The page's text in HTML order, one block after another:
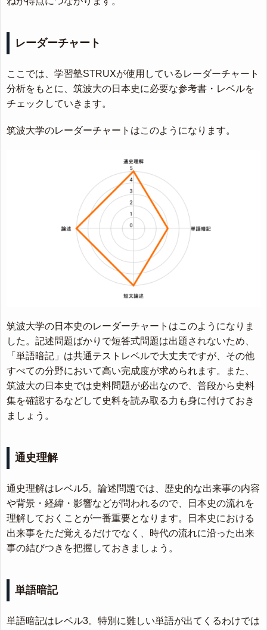
レーダーチャート
ここでは、学習塾STRUXが使用しているレーダーチャート
分析をもとに、筑波大の日本史に必要な参考書・レベルを
チェックしていきます。
筑波大学のレーダーチャートはこのようになります。
筑波大学の日本史のレーダーチャートはこのようになりま
した。記述問題ばかりで短答式問題は出題されないため、
「単語暗記」は共通テストレベルで大丈夫ですが、その他
すべての分野において高い完成度が求められます。また、
筑波大の日本史では史料問題が必出なので、普段から史料
集を確認するなどして史料を読み取る力も身に付けておき
ましょう。
通史理解
通史理解はレベル5。論述問題では、歴史的な出来事の内容
や背景・経緯・影響などが問われるので、日本史の流れを
理解しておくことが一番重要となります。日本史における
出来事をただ覚えるだけでなく、時代の流れに沿った出来
事の結びつきを把握しておきましょう。
単語暗記
単語暗記はレベル3。特別に難しい単語が出てくるわけでは